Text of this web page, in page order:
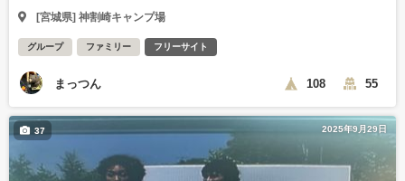
[宮城県] 神割崎キャンプ場
グループ ファミリー フリーサイト
まっつん 108 55
2025年9月29日
37